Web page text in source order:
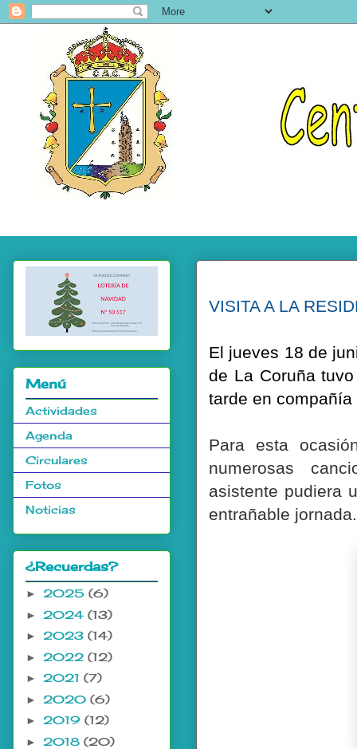
VISITA A LA
El jueves 18 de
de La Coruña
tarde en
Para esta
numerosas
asistente pudiera
entrañable
Menú
Actividades
Agenda
Circulares
Fotos
Noticias
¿Recuerdas?
► 2025 (6)
► 2024 (13)
► 2023 (14)
► 2022 (12)
► 2021 (7)
► 2020 (6)
► 2019 (12)
► 2018 (20)